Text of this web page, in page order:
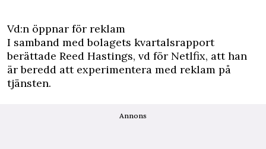
Vd:n öppnar för reklam
I samband med bolagets kvartalsrapport
berättade Reed Hastings, vd för Netlfix, att han
är beredd att experimentera med reklam på
tjänsten.
Annons